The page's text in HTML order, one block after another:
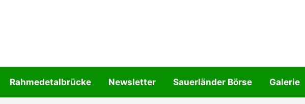
Rahmedetalbrücke Newsletter Sauerländer Börse Galerie